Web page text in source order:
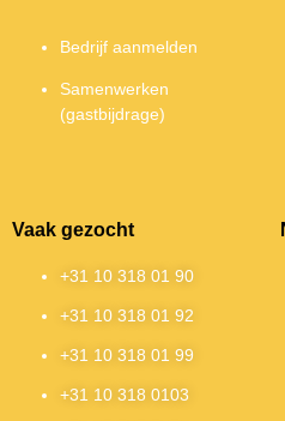
Bedrijf aanmelden
Samenwerken
(gastbijdrage)
Vaak gezocht
+31 10 318 01 90
+31 10 318 01 92
+31 10 318 01 99
+31 10 318 0103